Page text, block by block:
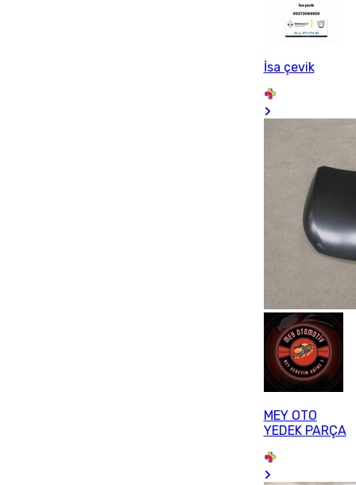
İsa çevik
MEY OTO
YEDEK PARÇA